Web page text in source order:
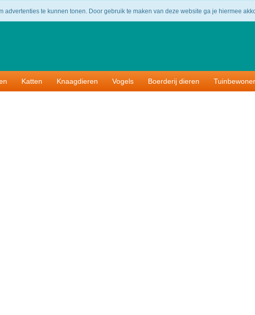
Uit voorraad geleverd! Binnen 14 dagen
Katten Knaagdieren Vogels Boerderij dieren
te kunnen tonen. Door gebruik te maken van deze website ga je hiermee